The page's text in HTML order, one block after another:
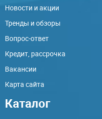
Новости и акции
Тренды и обзоры
Вопрос-ответ
Кредит, рассрочка
Вакансии
Карта сайта
Каталог